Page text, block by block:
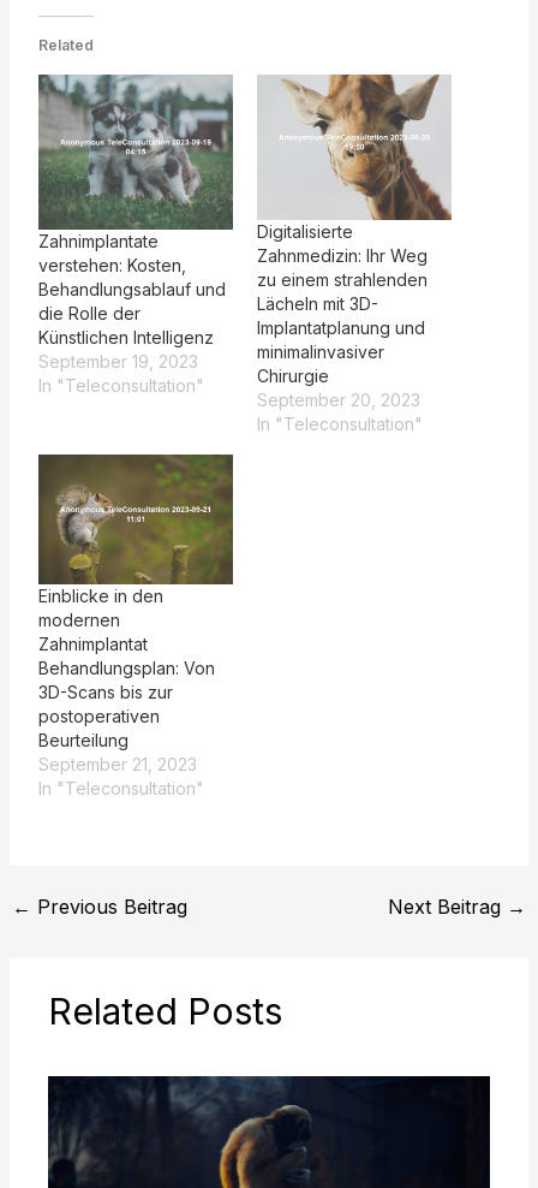
Related
Zahnimplantate
verstehen: Kosten,
Behandlungsablauf und
die Rolle der
Künstlichen Intelligenz
September 19, 2023
In "Teleconsultation"
Digitalisierte
Zahnmedizin: Ihr Weg
zu einem strahlenden
Lächeln mit 3D-
Implantatplanung und
minimalinvasiver
Chirurgie
September 20, 2023
In "Teleconsultation"
Einblicke in den
modernen
Zahnimplantat
Behandlungsplan: Von
3D-Scans bis zur
postoperativen
Beurteilung
September 21, 2023
In "Teleconsultation"
← Previous Beitrag Next Beitrag →
Related Posts